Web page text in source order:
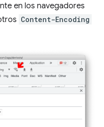
en los navegadores
Content-Encoding